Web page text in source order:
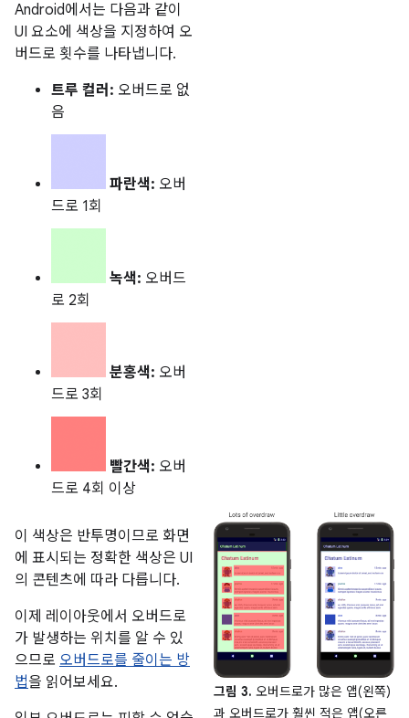
Android에서는 다음과 같이
UI 요소에 색상을 지정하여 오
버드로 횟수를 나타냅니다.
트루 컬러: 오버드로 없
음
파란색: 오버
드로 1회
녹색: 오버드
로 2회
분홍색: 오버
드로 3회
빨간색: 오버
드로 4회 이상
이 색상은 반투명이므로 화면
에 표시되는 정확한 색상은 UI
의 콘텐츠에 따라 다릅니다.
이제 레이아웃에서 오버드로
가 발생하는 위치를 알 수 있
으므로 오버드로를 줄이는 방
법을 읽어보세요.
그림 3. 오버드로가 많은 앱(왼쪽)
과 오버드로가 훨씬 적은 앱(오른